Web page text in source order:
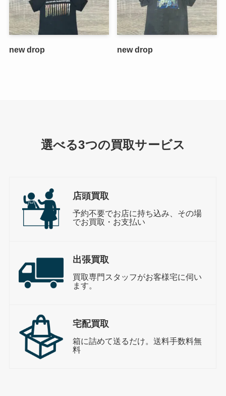
new drop new drop
選べる3つの買取サービス
店頭買取
予約不要でお店に持ち込み、その場
でお買取・お支払い
出張買取
買取専門スタッフがお客様宅に伺い
ます。
宅配買取
箱に詰めて送るだけ。送料手数料無
料